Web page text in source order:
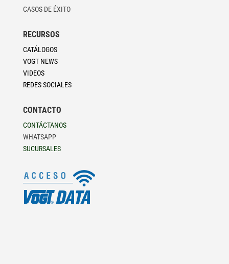
CASOS DE ÉXITO
RECURSOS
CATÁLOGOS
VOGT NEWS
VIDEOS
REDES SOCIALES
CONTACTO
CONTÁCTANOS
WHATSAPP
SUCURSALES